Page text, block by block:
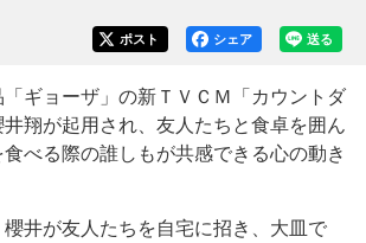
送る
シェア
ポスト
ギョーザ」の新ＴＶＣＭ「カウントダ
翔が起用され、友人たちと食卓を囲ん
べる際の誰しもが共感できる心の動き
井が友人たちを自宅に招き、大皿で